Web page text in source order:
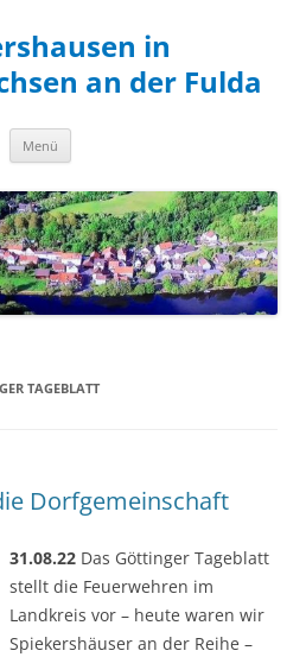
in
an der Fulda
Menü
TAGEBLATT
Dorfgemeinschaft
31.08.22 Das Göttinger Tageblatt
stellt die Feuerwehren im
Landkreis vor – heute waren wir
Spiekershäuser an der Reihe –